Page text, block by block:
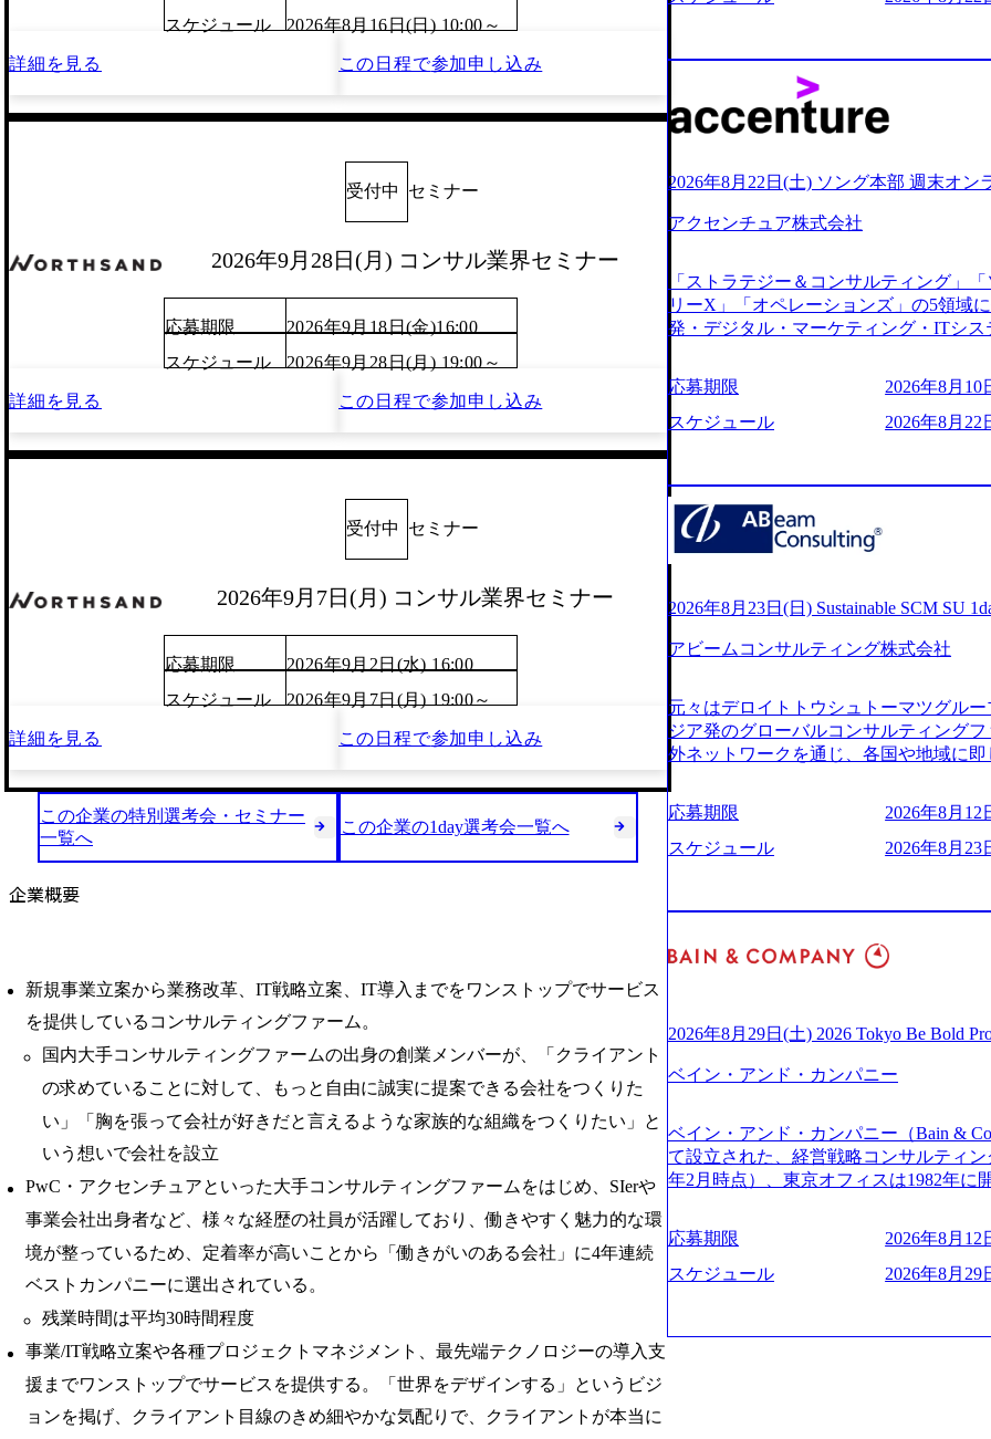
スケジュール
2026年8月16日(日) 10:00～
詳細を見る この日程で参加申し込み
受付中 セミナー
2026年9月28日(月) コンサル業界セミナー
応募期限
2026年9月18日(金)16:00
スケジュール
2026年9月28日(月) 19:00～
詳細を見る この日程で参加申し込み
受付中 セミナー
2026年9月7日(月) コンサル業界セミナー
応募期限
2026年9月2日(水) 16:00
スケジュール
2026年9月7日(月) 19:00～
詳細を見る この日程で参加申し込み
この企業の特別選考会・セミナー
一覧へ
この企業の1day選考会一覧へ
企業概要
新規事業立案から業務改革、IT戦略立案、IT導入までをワンストップでサービス
を提供しているコンサルティングファーム。
国内大手コンサルティングファームの出身の創業メンバーが、「クライアント
の求めていることに対して、もっと自由に誠実に提案できる会社をつくりた
い」「胸を張って会社が好きだと言えるような家族的な組織をつくりたい」と
いう想いで会社を設立
PwC・アクセンチュアといった大手コンサルティングファームをはじめ、SIerや
事業会社出身者など、様々な経歴の社員が活躍しており、働きやすく魅力的な環
境が整っているため、定着率が高いことから「働きがいのある会社」に4年連続
ベストカンパニーに選出されている。
残業時間は平均30時間程度
事業/IT戦略立案や各種プロジェクトマネジメント、最先端テクノロジーの導入支
援までワンストップでサービスを提供する。「世界をデザインする」というビジ
ョンを掲げ、クライアント目線のきめ細やかな気配りで、クライアントが本当に
ng-xiang-ke) 「働く人」「事業・サービ
リアルを取り上げています！ (https://
大分県より「外国人留学生等受入環境整
main/html/rd/p/
ム「NALYSYS」リリース (https://
レジーズで活躍するメンバー紹介！〜 管
s://www.youtube.com/
に1兆円を目指す日本にもなかなかない
130%成長 https://storage.googleapis.com/
20251030164405_5c527843-d227-4df8-
googleapis.com/our-vision-
上もの新規事業を立ち上げているため
かする「オールインハウス」型の組織
主体的かつ柔軟なキャリア形成が可能。
88_1200x698.webp ## 働き方／WLB／
り、 働き甲斐のあるランキング、新卒
であり株主からの圧力がないため事業
て長期的な成長を若手に任せられる環
年間データ、エンジニア組織） 2026年8
ていただきます。ご了承ください。 ●
別に当日の面接案内をお送りいたしま
適性検査をご受検いただきます。 ● 詳
ションサーチになります。 ご経験やス
用となります。 ※案件によっては客先
サルタント＞ Webアプリケーション、
ー・スタートアップ企業に対する課題
メント支援までを一気通貫で担当して
を活用し、顧客の業務革新と効率化の
を深くヒアリングし、企画構想からア
貫で推進していただきます。 プロジェ
す。 ＜SE＞ 参画いただく案件はプライ
画当初はご経験に応じたフェーズから
ただきます。 課題選定から顧客への企
していただきます。 アジャイル開発を
ながら改善サイクルを回すため、ご自
ワー 事業所内禁煙(入居する施設に喫煙
れかのご経験をお持ちの方 ・システム
義～基本設計など上流経験2年以上 ・
2026年8月22日(土) ソング本部 週末オン
アクセンチュア株式会社
「ストラテジー＆コンサルティング」
リーX」「オペレーションズ」の5領域
発・デジタル・マーケティング・ITシ
ファームである あらゆる産業において
ne Global 500社の80％以上の企業をク
ジェクトは「ファーストリテイリング
ンサルティング活動のみならず、2021
を設立し、人工知能とデータアナリテ
する活動や、デジタル人材育成の支援も
e.com/content/dam/accenture/final/
e.pdf#zoom=50) 女性の活躍について
ログ (https://www.accenture.com/jp-ja/
理由【コンサル業界俯瞰マップ】 (https://
e/detail/45446) エンジニアからコンサル
(https://www.businessinsider.jp/post-
ライゼーション (https://
ustomization) 大正製薬：ITカーブアウト支
ies/consulting/taisho-pharmaceutical)（ス
ンク：初のオンライン開催「SoftBank
s://www.accenture.com/jp-ja/case-studies/
業省：事業者の申請手続きを電子化す
例を実現 (https://www.accenture.com/jp-ja/
ps://www.accenture.com/jp-ja/case-studies/
ービス） 世界49カ国に約73万人以上（
上の国の企業を顧客に売上641億ドルを
ている、売上・従業員数共にこの8年間
今後も高い成長が見込まれる 多くの技
ングに続いて日本国内2番目にSAP認定
引き留めを受けずに移動が可能である
取得率など約10項目を数値化すること
成功した 18時以降の会議を原則禁止と
進する 育休取得率は男性65%、女性
管理職率も21.8%（2023年12月時点）
日(土) 面接枠 ①10時開始、②11時開始、③12時開始 2026年8月10日(月) 16:00 各回5
応募期限
2026年8月10
スケジュール
2026年8月22
2026年8月23日(日) Sustainable SCM SU
アビームコンサルティング株式会社
元々はデロイトトウシュトーマツグル
ジア発のグローバルコンサルティング
外ネットワークを通じ、各国や地域に
ンドメッセージに掲げ、企業や組織の
未来のありたい姿を実現するとともに
価値及び経済的価値の追求にも貢献
グなどの専門知識と、豊富な経験を持
有する 金融、製造、流通、エネルギー
ライアントとしている SAP領域におい
以上、日本国内で企業最多の5,399件の
る また、日本国内企業として最多の
を基に独自の方法論やテンプレートを
uction.appspot.com/public/images/
nt/dam/abeam/jp/ja/about/company/
WARD OF EXCELLENCE 2024』にお
賞 (https://prtimes.jp/main/html/rd/p/
ング、社員の健康改善を支援 食事・睡
s://www.businessinsider.jp/post-283587)
の可視化を支援 「インパクト加重会計
トを算出 (https://prtimes.jp/main/html/rd/p/
て20年近く成長を続けており、2022年3
応募期限
2026年8月12
スケジュール
2026年8月23
2026年8月29日(土) 2026 Tokyo Be Bold
ベイン・アンド・カンパニー
ベイン・アンド・カンパニー（Bain &
て設立された、経営戦略コンサルティ
年2月時点）、東京オフィスは1982年に
ベインは1973年に創業された。クライ
よう、カスタマイズされた戦略を策定
行動に落とし込んでいる。 徹底した「
社戦略やトランスフォーメーション案
るものとして「True North」（真北）と
応募期限
2026年8月12
スケジュール
2026年8月29